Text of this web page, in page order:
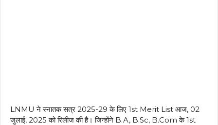
LNMU ने स्नातक सत्र 2025-29 के लिए 1st Merit List आज, 02
जुलाई, 2025 को रिलीज की है। जिन्होंने B.A, B.Sc, B.Com के 1st